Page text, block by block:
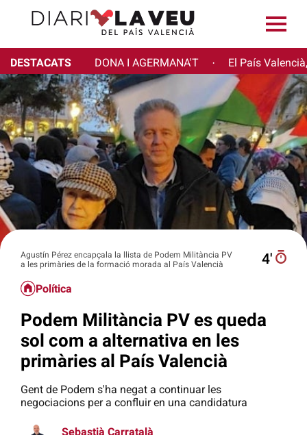
DESTACATS DONA I AGERMANA'T · El País
Agustín Pérez encapçala la llista de Podem Militància PV
a les primàries de la formació morada al País Valencià
4′
Política
Podem Militància PV es queda
sol com a alternativa en les
primàries al País Valencià
Gent de Podem s'ha negat a continuar les
negociacions per a confluir en una candidatura
Sebastià Carratalà